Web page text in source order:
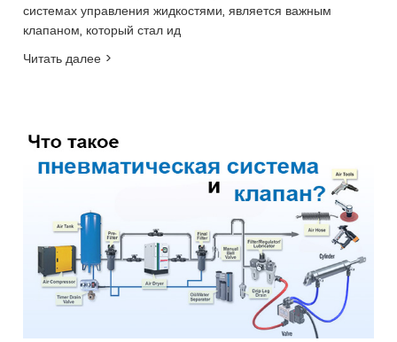
системах управления жидкостями, является важным
клапаном, который стал ид
Читать далее >